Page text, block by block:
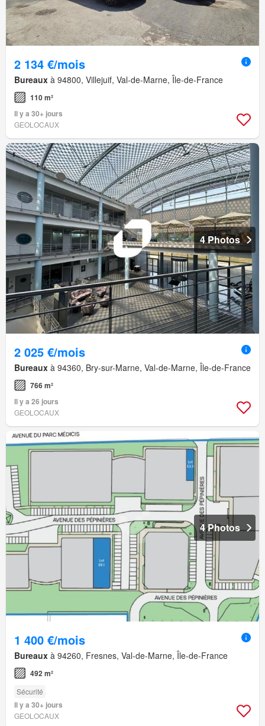
2 134 €/mois
Bureaux à 94800, Villejuif, Val-de-Marne, Île-de-France
110 m²
Il y a 30+ jours
GEOLOCAUX
4 Photos
2 025 €/mois
Bureaux à 94360, Bry-sur-Marne, Val-de-Marne, Île-de-France
766 m²
Il y a 26 jours
GEOLOCAUX
4 Photos
1 400 €/mois
Bureaux à 94260, Fresnes, Val-de-Marne, Île-de-France
492 m²
Sécurité
Il y a 30+ jours
GEOLOCAUX